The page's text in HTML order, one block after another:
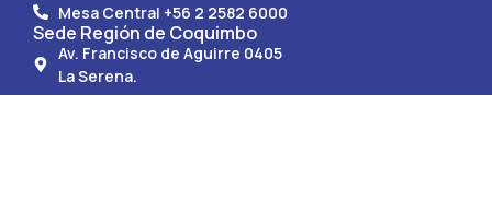
Mesa Central +56 2 2582 6000
Sede Región de Coquimbo
Av. Francisco de Aguirre 0405
La Serena.